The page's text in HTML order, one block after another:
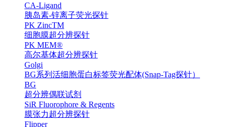
CA-Ligand
胰岛素-锌离子荧光探针
PK ZincTM
细胞膜超分辨探针
PK MEM®
高尔基体超分辨探针
Golgi
BG系列活细胞蛋白标签荧光配体(Snap-Tag探针）
BG
超分辨偶联试剂
SiR Fluorophore & Regents
膜张力超分辨探针
Flipper